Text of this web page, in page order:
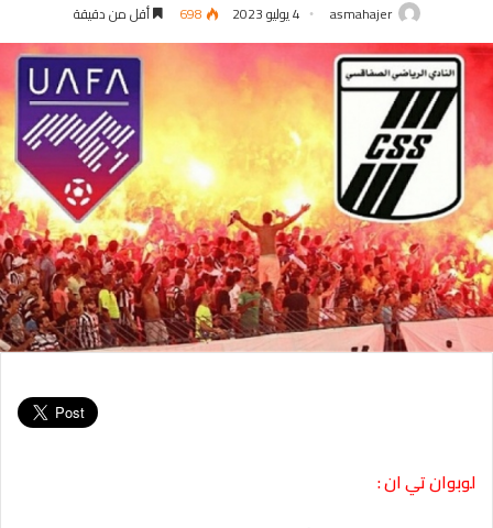
asmahajer 4 يوليو 2023 698 أقل من دقيقة
لوبوان تي ان :